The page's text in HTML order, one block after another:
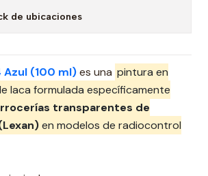
de ubicaciones
Azul (100 ml)es una pintura en
laca formulada específicamente
transparentes de
en modelos de radiocontrol